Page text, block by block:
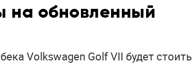
на обновленный
Volkswagen Golf VII будет стоить